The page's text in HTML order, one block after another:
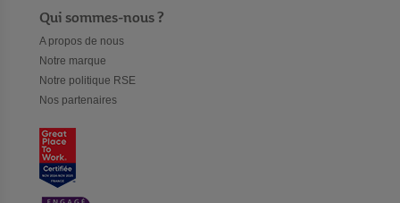
Qui sommes-nous ?
A propos de nous
Notre marque
Notre politique RSE
Nos partenaires